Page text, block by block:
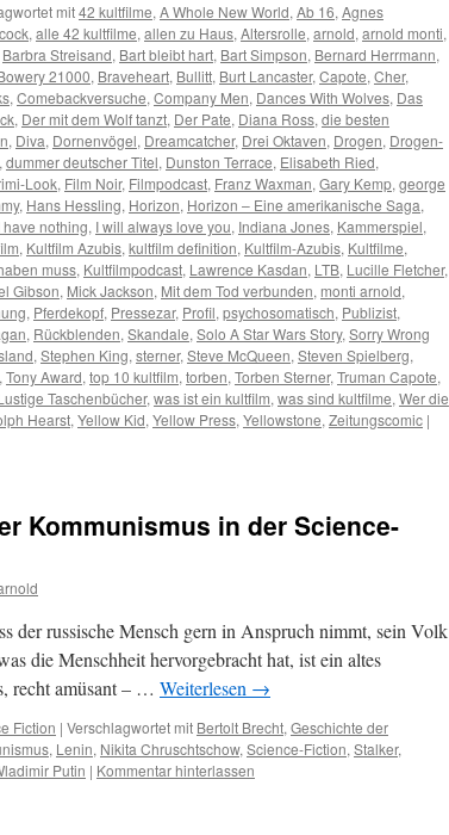
mit42 kultfilme, A Whole New World, Ab 16, Agnes
, alle 42 kultfilme, allen zu Haus, Altersrolle, arnold, arnold monti,
Barbra Streisand, Bart bleibt hart, Bart Simpson, Bernard Herrmann,
21000, Braveheart, Bullitt, Burt Lancaster, Capote, Cher,
, Comebackversuche, Company Men, Dances With Wolves, Das
, Der mit dem Wolf tanzt, Der Pate, Diana Ross, die besten
, Diva, Dornenvögel, Dreamcatcher, Drei Oktaven, Drogen, Drogen-
, dummer deutscher Titel, Dunston Terrace, Elisabeth Ried,
Look, Film Noir, Filmpodcast, Franz Waxman, Gary Kemp, george
, Hans Hessling, Horizon, Horizon – Eine amerikanische Saga,
have nothing, I will always love you, Indiana Jones, Kammerspiel,
, Kultfilm Azubis, kultfilm definition, Kultfilm-Azubis, Kultfilme,
muss, Kultfilmpodcast, Lawrence Kasdan, LTB, Lucille Fletcher,
Gibson, Mick Jackson, Mit dem Tod verbunden, monti arnold,
, Pferdekopf, Pressezar, Profil, psychosomatisch, Publizist,
, Rückblenden, Skandale, Solo A Star Wars Story, Sorry Wrong
, Stephen King, sterner, Steve McQueen, Steven Spielberg,
, Tony Award, top 10 kultfilm, torben, Torben Sterner, Truman Capote,
Taschenbücher, was ist ein kultfilm, was sind kultfilme, Wer die
Hearst, Yellow Kid, Yellow Press, Yellowstone, Zeitungscomic |
Kommunismus in der Science-
der russische Mensch gern in Anspruch nimmt, sein Volk
die Menschheit hervorgebracht hat, ist ein altes
recht amüsant – … Weiterlesen →
Fiction | Verschlagwortet mit Bertolt Brecht, Geschichte der
, Lenin, Nikita Chruschtschow, Science-Fiction, Stalker,
Putin | Kommentar hinterlassen